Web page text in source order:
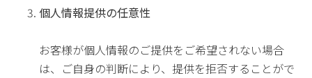
個人情報提供の任意性
お客様が個人情報のご提供をご希望されない場合
は、ご自身の判断により、提供を拒否することがで